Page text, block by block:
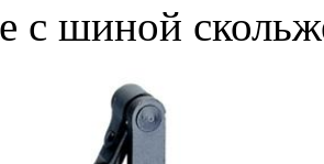
с шиной